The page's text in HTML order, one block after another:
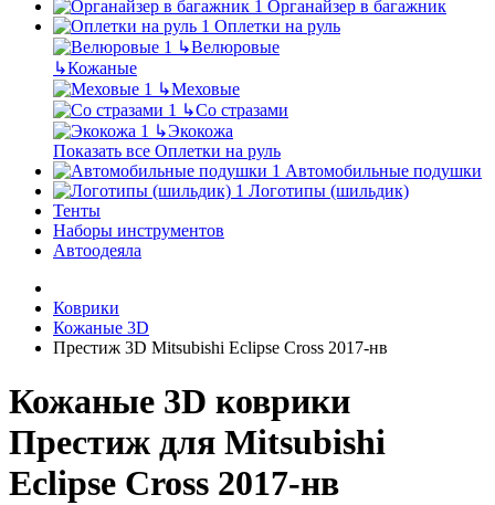
Органайзер в багажник
Оплетки на руль
↳Велюровые
↳Кожаные
↳Меховые
↳Со стразами
↳Экокожа
Показать все Оплетки на руль
Автомобильные подушки
Логотипы (шильдик)
Тенты
Наборы инструментов
Автоодеяла
Коврики
Кожаные 3D
Престиж 3D Mitsubishi Eclipse Cross 2017-нв
Кожаные 3D коврики
Престиж для Mitsubishi
Eclipse Cross 2017-нв